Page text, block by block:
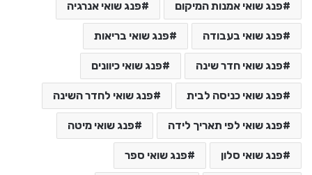
פנג שואי אמנות המיקום פנג שואי אנרגיה
פנג שואי בעבודה פנג שואי בריאות
פנג שואי חדר שינה פנג שואי כיוונים
פנג שואי כניסה לבית פנג שואי לחדר השינה
פנג שואי לפי תאריך לידה פנג שואי מיטה
פנג שואי סלון פנג שואי ספר